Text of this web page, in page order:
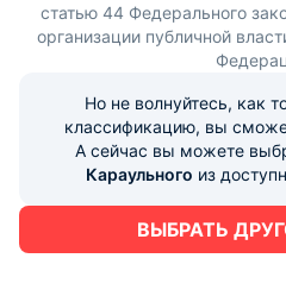
статью 44 Федерального
организации публичной
Но не волнуйтесь, как
классификацию, вы
А сейчас вы можете
Караульного из
ВЫБРАТЬ